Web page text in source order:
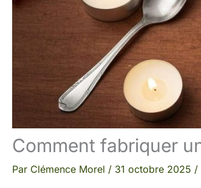
Comment fabriquer
Par Clémence Morel / 31 octobre 2025 /